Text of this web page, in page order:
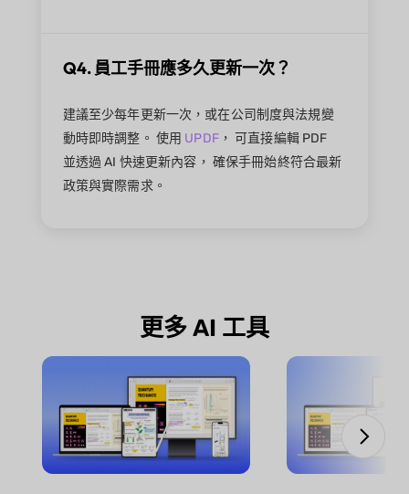
Q4. 員工手冊應多久更新一次？
建議至少每年更新一次，或在公司制度與法規變
動時即時調整。 使用 UPDF， 可直接編輯 PDF
並透過 AI 快速更新內容， 確保手冊始終符合最新
政策與實際需求。
更多 AI 工具